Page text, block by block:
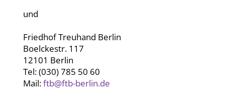
und
Friedhof Treuhand Berlin
Boelckestr. 117
12101 Berlin
Tel: (030) 785 50 60
Mail:ftb@ftb-berlin.de